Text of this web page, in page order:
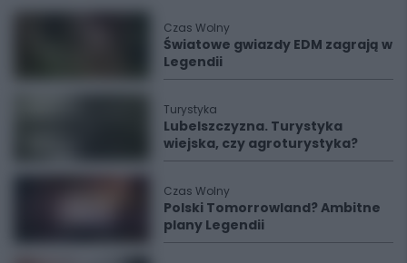
Czas Wolny
Światowe gwiazdy EDM zagrają w
Legendii
Turystyka
Lubelszczyzna. Turystyka
wiejska, czy agroturystyka?
Czas Wolny
Polski Tomorrowland? Ambitne
plany Legendii